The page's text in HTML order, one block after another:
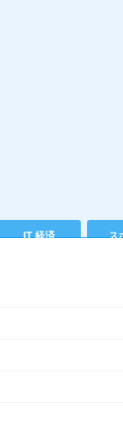
IT 経済 ス